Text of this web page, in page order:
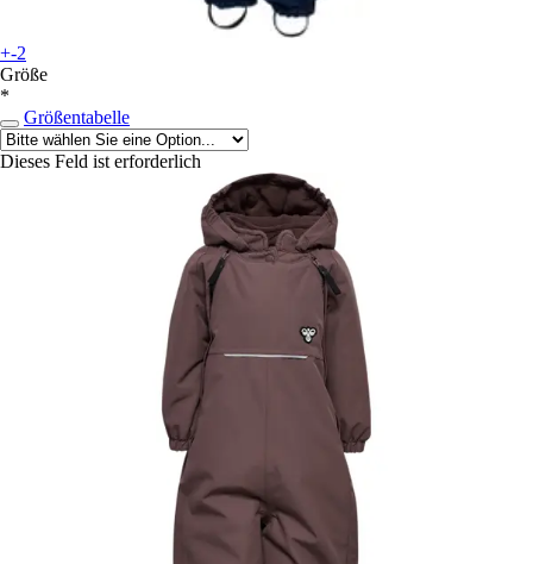
+-2
Größe
*
Größentabelle
Dieses Feld ist erforderlich